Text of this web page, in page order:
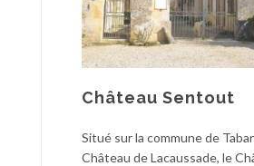
Château Sentout
Situé sur la commune de
Château de Lacaussade, le